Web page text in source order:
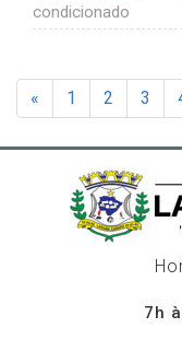
condicionado
« 1 2 3
7h